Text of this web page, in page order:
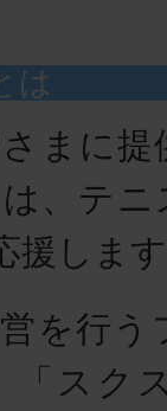
は
まに
、テ
援しま
を行う
「スク